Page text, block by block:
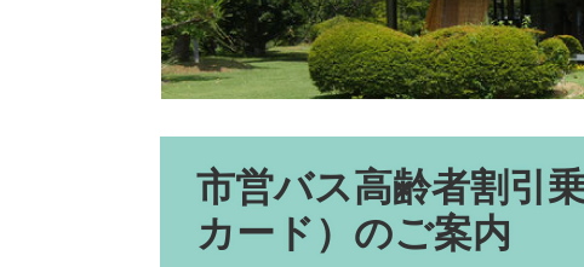
市営バス高齢者割引
カード）のご案内